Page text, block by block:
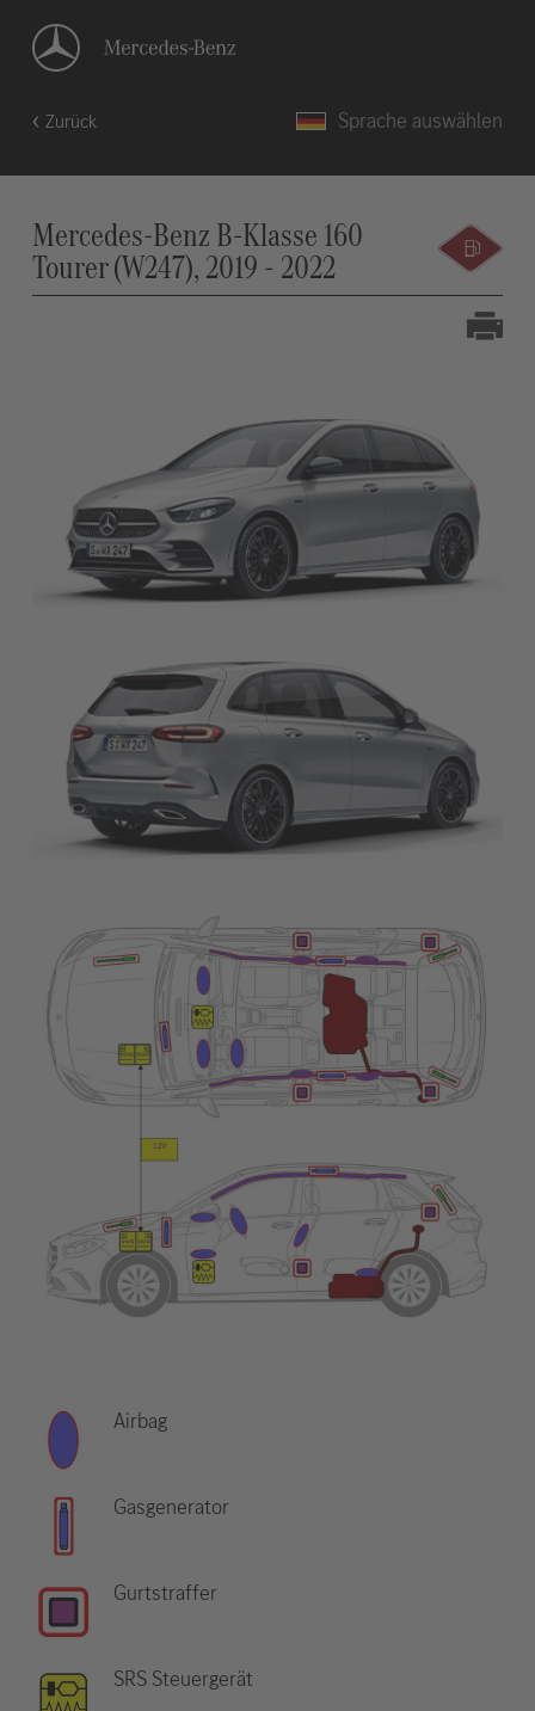
Zurück Sprache auswählen
Mercedes-Benz B-Klasse 160
Tourer (W247), 2019 - 2022
Airbag
Gasgenerator
Gurtstraffer
SRS Steuergerät